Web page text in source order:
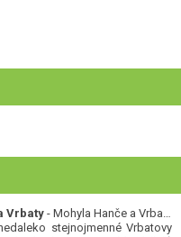
Vrbaty- Mohyla Hanče a Vrbaty
stejnojmenné Vrbatovy